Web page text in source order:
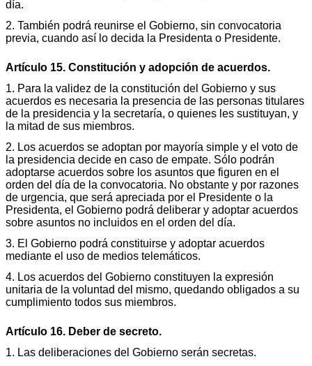
día.
2. También podrá reunirse el Gobierno, sin convocatoria
previa, cuando así lo decida la Presidenta o Presidente.
Artículo 15. Constitución y adopción de acuerdos.
1. Para la validez de la constitución del Gobierno y sus
acuerdos es necesaria la presencia de las personas titulares
de la presidencia y la secretaría, o quienes les sustituyan, y
la mitad de sus miembros.
2. Los acuerdos se adoptan por mayoría simple y el voto de
la presidencia decide en caso de empate. Sólo podrán
adoptarse acuerdos sobre los asuntos que figuren en el
orden del día de la convocatoria. No obstante y por razones
de urgencia, que será apreciada por el Presidente o la
Presidenta, el Gobierno podrá deliberar y adoptar acuerdos
sobre asuntos no incluidos en el orden del día.
3. El Gobierno podrá constituirse y adoptar acuerdos
mediante el uso de medios telemáticos.
4. Los acuerdos del Gobierno constituyen la expresión
unitaria de la voluntad del mismo, quedando obligados a su
cumplimiento todos sus miembros.
Artículo 16. Deber de secreto.
1. Las deliberaciones del Gobierno serán secretas.